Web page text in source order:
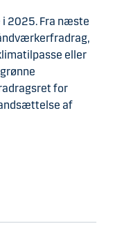
i 2025. Fra næste
eller
for
af